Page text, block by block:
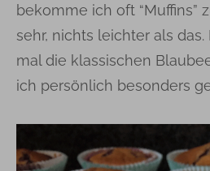
bekomme ich oft “Muffins”
sehr, nichts leichter als
mal die klassischen
ich persönlich besonders